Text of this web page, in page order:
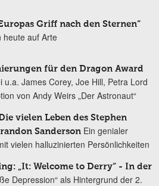
Griff nach den Sternen“
heute auf Arte
für den Dragon Award
u.a. James Corey, Joe Hill, Petra Lord
von Andy Weirs „Der Astronaut“
vielen Leben des Stephen
Sanderson Ein genialer
vielen halluzinierten Persönlichkeiten
„It: Welcome to Derry“ - In der
Depression“ als Hintergrund der 2.